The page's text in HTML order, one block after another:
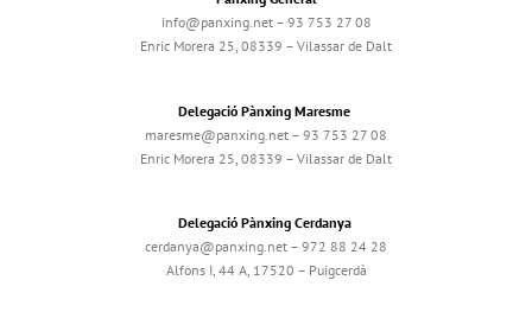
info@panxing.net – 93 753 27 08
Enric Morera 25, 08339 – Vilassar de Dalt
Delegació Pànxing Maresme
maresme@panxing.net – 93 753 27 08
Enric Morera 25, 08339 – Vilassar de Dalt
Delegació Pànxing Cerdanya
cerdanya@panxing.net – 972 88 24 28
Alfons I, 44 A, 17520 – Puigcerdà